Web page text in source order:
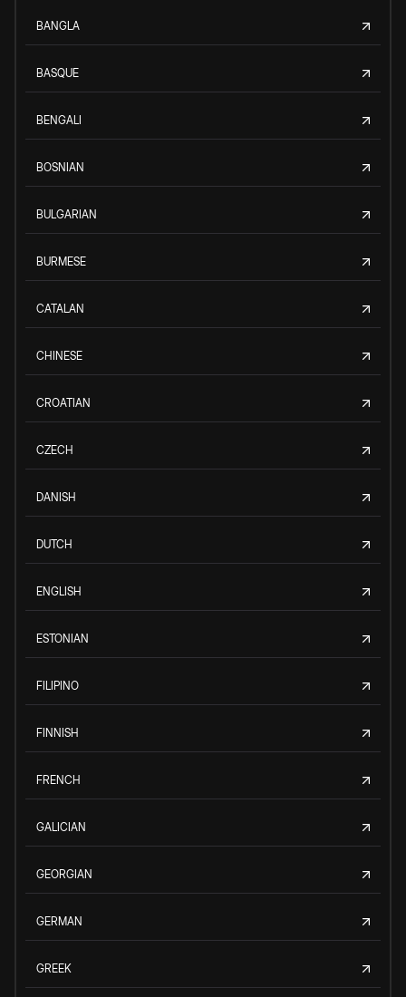
BANGLA
BASQUE
BENGALI
BOSNIAN
BULGARIAN
BURMESE
CATALAN
CHINESE
CROATIAN
CZECH
DANISH
DUTCH
ENGLISH
ESTONIAN
FILIPINO
FINNISH
FRENCH
GALICIAN
GEORGIAN
GERMAN
GREEK